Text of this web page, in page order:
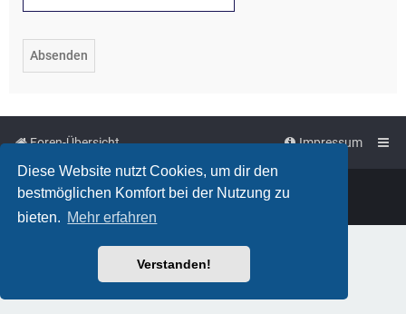
Diese Website nutzt Cookies, um dir den
bestmöglichen Komfort bei der Nutzung zu
bieten. Mehr erfahren
Verstanden!
Foren-Übersicht Impressum
Powered byphpBB™
Deutsche Übersetzung durch